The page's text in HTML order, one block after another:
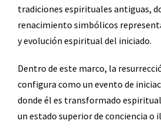
tradiciones espirituales antiguas,
renacimiento simbólicos
y evolución espiritual del iniciado.
Dentro de este marco, la
configura como un evento de
donde él es transformado
un estado superior de conciencia o